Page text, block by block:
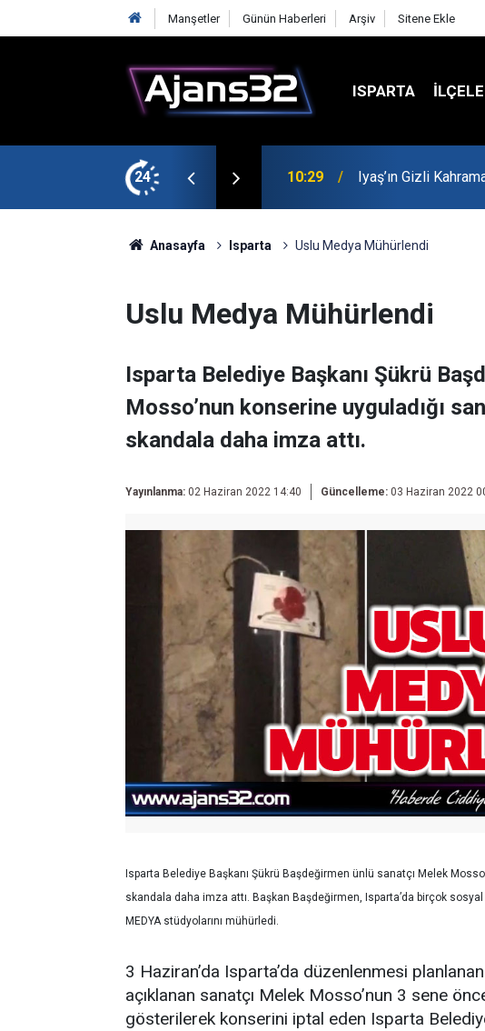
Manşetler Günün Haberleri Arşiv Sitene Ekle
ISPARTA
24 00:52 Isparta'da Asker
Anasayfa Isparta Uslu Medya Mühürlendi
Uslu Medya Mühürlendi
Isparta Belediye Başkanı Şükrü
Mosso’nun konserine uyguladığı
skandala daha imza attı.
Yayınlanma: 02 Haziran 2022 14:40 Güncelleme: 03 Haziran 2022
Isparta Belediye Başkanı Şükrü Başdeğirmen ünlü sanatçı Melek
skandala daha imza attı. Başkan Başdeğirmen, Isparta’da birçok
MEDYA stüdyolarını mühürledi.
3 Haziran’da Isparta’da düzenlenmesi
açıklanan sanatçı Melek Mosso’nun 3 sene
gösterilerek konserini iptal eden Isparta